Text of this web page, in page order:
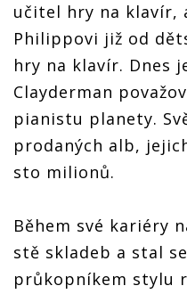
učitel hry na klavír,
Philippovi již od
hry na klavír. Dnes
Clayderman
pianistu planety.
prodaných alb,
sto milionů.
Během své kariéry
stě skladeb a stal
průkopníkem stylu